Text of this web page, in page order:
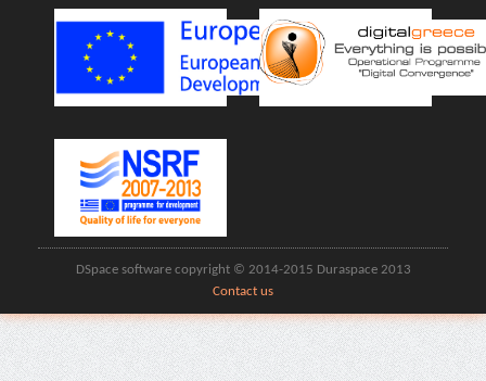
DSpace software copyright © 2014-2015 Duraspace 2013
Contact us